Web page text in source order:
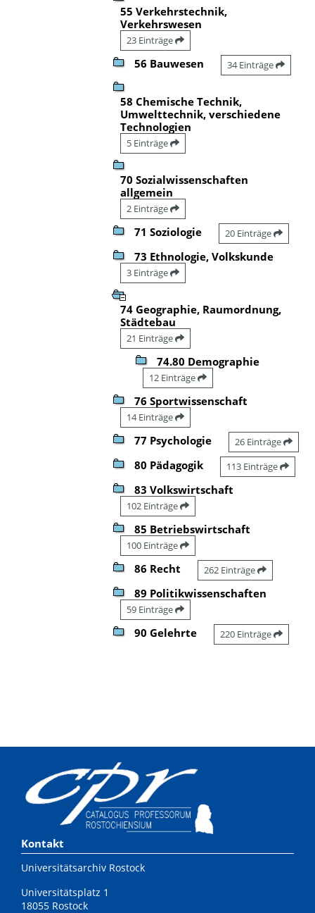
55 Verkehrstechnik,
Verkehrswesen
23 Einträge
56 Bauwesen 34 Einträge
58 Chemische Technik,
Umwelttechnik, verschiedene
Technologien
5 Einträge
70 Sozialwissenschaften
allgemein
2 Einträge
71 Soziologie 20 Einträge
73 Ethnologie, Volkskunde
3 Einträge
74 Geographie, Raumordnung,
Städtebau
21 Einträge
74.80 Demographie
12 Einträge
76 Sportwissenschaft
14 Einträge
77 Psychologie 26 Einträge
80 Pädagogik 113 Einträge
83 Volkswirtschaft
102 Einträge
85 Betriebswirtschaft
100 Einträge
86 Recht 262 Einträge
89 Politikwissenschaften
59 Einträge
90 Gelehrte 220 Einträge
Kontakt
Universitätsarchiv Rostock
Universitätsplatz 1
18055 Rostock